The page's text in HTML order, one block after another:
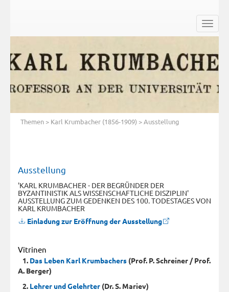
Toggle
Themen > Karl Krumbacher (1856-1909) > Ausstellung
Ausstellung
'KARL KRUMBACHER - DER BEGRÜNDER DER
BYZANTINISTIK ALS WISSENSCHAFTLICHE DISZIPLIN'
AUSSTELLUNG ZUM GEDENKEN DES 100. TODESTAGES VON
KARL KRUMBACHER
Einladung zur Eröffnung der Ausstellung
Vitrinen
1. Das Leben Karl Krumbachers (Prof. P. Schreiner / Prof.
A. Berger)
2. Lehrer und Gelehrter (Dr. S. Mariev)